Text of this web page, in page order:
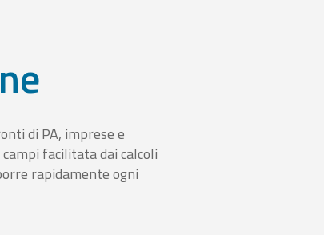
di PA, imprese e
facilitata dai calcoli
rapidamente ogni